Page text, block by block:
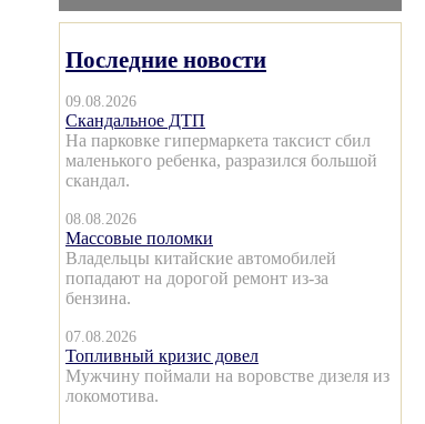
Последние новости
09.08.2026
Скандальное ДТП
На парковке гипермаркета таксист сбил
маленького ребенка, разразился большой
скандал.
08.08.2026
Массовые поломки
Владельцы китайские автомобилей
попадают на дорогой ремонт из-за
бензина.
07.08.2026
Топливный кризис довел
Мужчину поймали на воровстве дизеля из
локомотива.